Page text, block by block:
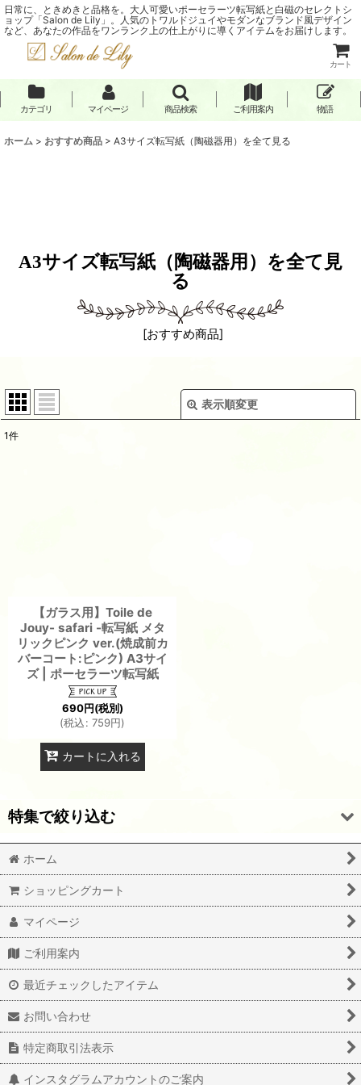
日常に、ときめきと品格を。大人可愛いポーセラーツ転写紙と白磁のセレクトシ
ョップ「Salon de Lily」。人気のトワルドジュイやモダンなブランド風デザイン
など、あなたの作品をワンランク上の仕上がりに導くアイテムをお届けします。
カート
カテゴリ マイページ 商品検索 ご利用案内 物語
ホーム > おすすめ商品 > A3サイズ転写紙（陶磁器用）を全て見る
A3サイズ転写紙（陶磁器用）を全て見
る
[おすすめ商品]
表示順変更
1件
【ガラス用】Toile de
Jouy- safari -転写紙 メタ
リックピンク ver.(焼成前カ
バーコート:ピンク) A3サイ
ズ | ポーセラーツ転写紙
690円(税別)
(税込: 759円)
カートに入れる
特集で絞り込む
A3サイズ転写紙（陶磁器用）を全て見る
A3サイズ転写紙（ガラス用）を全て見る
☆☆店長のきまぐれお得品☆☆
ホーム
ショッピングカート
マイページ
ご利用案内
最近チェックしたアイテム
お問い合わせ
特定商取引法表示
インスタグラムアカウントのご案内